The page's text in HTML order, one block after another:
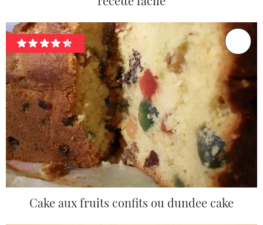
Cake aux fruits confits ou dundee cake